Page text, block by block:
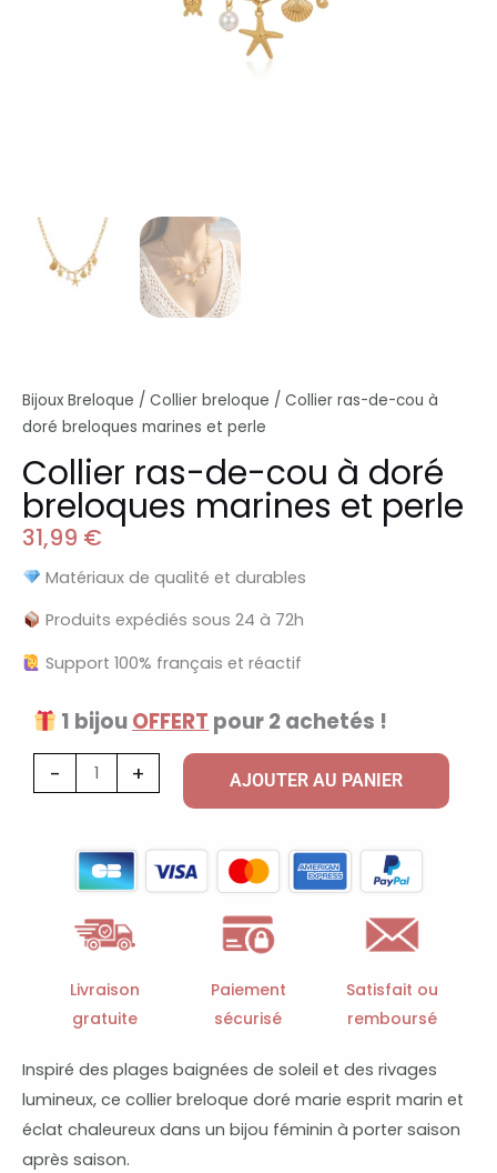
Bijoux Breloque / Collier breloque / Collier ras-de-cou à
doré breloques marines et perle
Collier ras-de-cou à doré
breloques marines et perle
31,99 €
Matériaux de qualité et durables
Produits expédiés sous 24 à 72h
Support 100% français et réactif
1 bijouOFFERT pour 2 achetés !
-
quantité
de
et
perle
+ AJOUTER AU PANIER
Livraison
gratuite
Paiement
sécurisé
Satisfait ou
remboursé
Inspiré des plages baignées de soleil et des rivages
lumineux, ce collier breloque doré marie esprit marin et
éclat chaleureux dans un bijou féminin à porter saison
après saison.